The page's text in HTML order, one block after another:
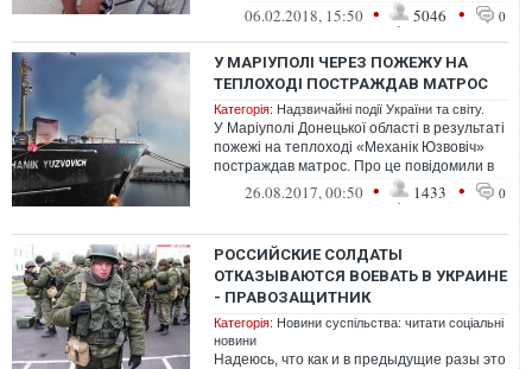
06.02.2018, 15:50 • 5046 • 0
У МАРІУПОЛІ ЧЕРЕЗ ПОЖЕЖУ НА
ТЕПЛОХОДІ ПОСТРАЖДАВ МАТРОС
Категорія: Надзвичайні події України та світу.
У Маріуполі Донецької області в результаті
пожежі на теплоході «Механік Юзвовіч»
постраждав матрос. Про це повідомили в
прес-службі Державної служби з...
26.08.2017, 00:50 • 1433 • 0
РОССИЙСКИЕ СОЛДАТЫ
ОТКАЗЫВАЮТСЯ ВОЕВАТЬ В УКРАИНЕ
- ПРАВОЗАЩИТНИК
Категорія: Новини суспільства: читати соціальні
новини
Надеюсь, что как и в предыдущие разы это